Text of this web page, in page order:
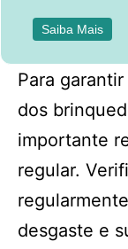
Saiba Mais
Para
dos
importante
regular.
desgaste e